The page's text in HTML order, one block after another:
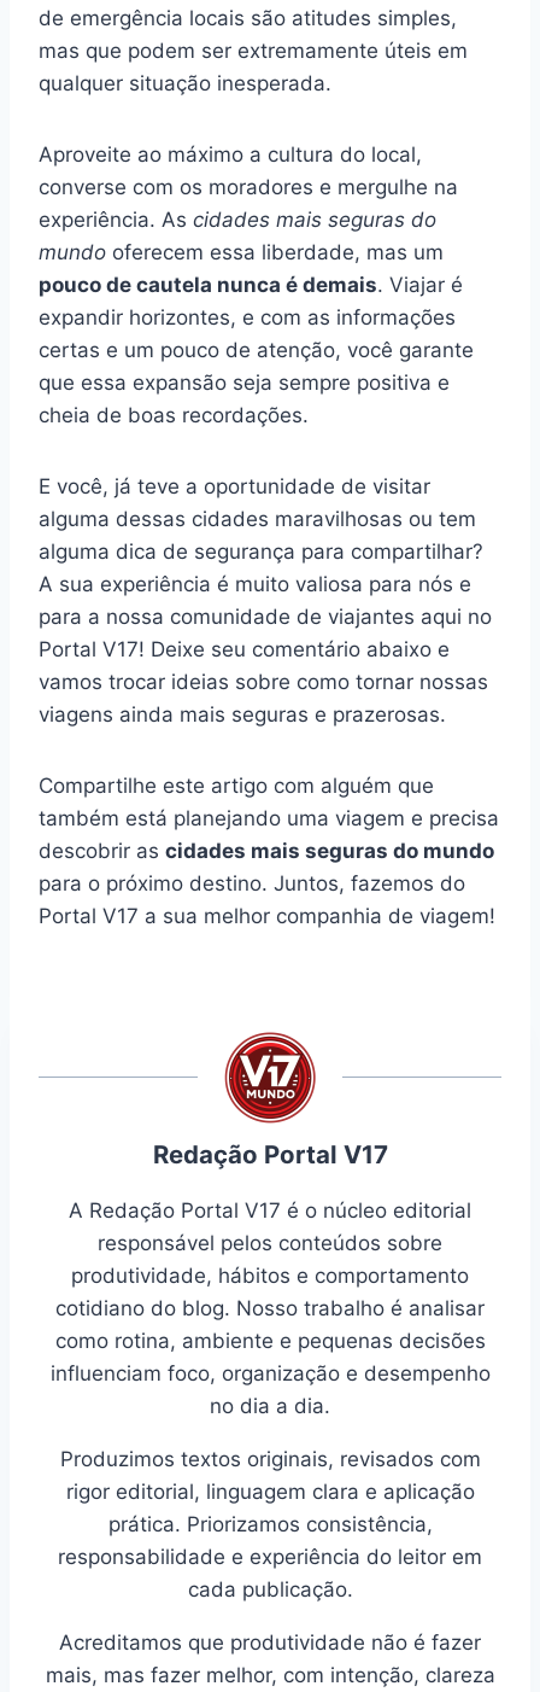
de emergência locais são atitudes simples,
mas que podem ser extremamente úteis em
qualquer situação inesperada.
Aproveite ao máximo a cultura do local,
converse com os moradores e mergulhe na
experiência. As cidades mais seguras do
mundo oferecem essa liberdade, mas um
pouco de cautela nunca é demais. Viajar é
expandir horizontes, e com as informações
certas e um pouco de atenção, você garante
que essa expansão seja sempre positiva e
cheia de boas recordações.
E você, já teve a oportunidade de visitar
alguma dessas cidades maravilhosas ou tem
alguma dica de segurança para compartilhar?
A sua experiência é muito valiosa para nós e
para a nossa comunidade de viajantes aqui no
Portal V17! Deixe seu comentário abaixo e
vamos trocar ideias sobre como tornar nossas
viagens ainda mais seguras e prazerosas.
Compartilhe este artigo com alguém que
também está planejando uma viagem e precisa
descobrir as cidades mais seguras do mundo
para o próximo destino. Juntos, fazemos do
Portal V17 a sua melhor companhia de viagem!
Redação Portal V17
A Redação Portal V17 é o núcleo editorial
responsável pelos conteúdos sobre
produtividade, hábitos e comportamento
cotidiano do blog. Nosso trabalho é analisar
como rotina, ambiente e pequenas decisões
influenciam foco, organização e desempenho
no dia a dia.
Produzimos textos originais, revisados com
rigor editorial, linguagem clara e aplicação
prática. Priorizamos consistência,
responsabilidade e experiência do leitor em
cada publicação.
Acreditamos que produtividade não é fazer
mais, mas fazer melhor, com intenção, clareza